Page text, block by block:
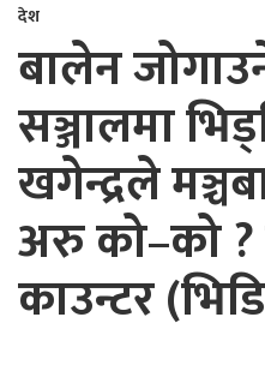
देश
बालेन
सञ्जालमा
खगेन्द्रले
अरु को–को
काउन्टर